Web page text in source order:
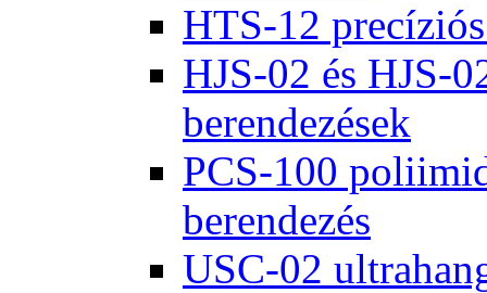
HTS-12
HJS-02 és HJS-
berendezések
PCS-100
berendezés
USC-02